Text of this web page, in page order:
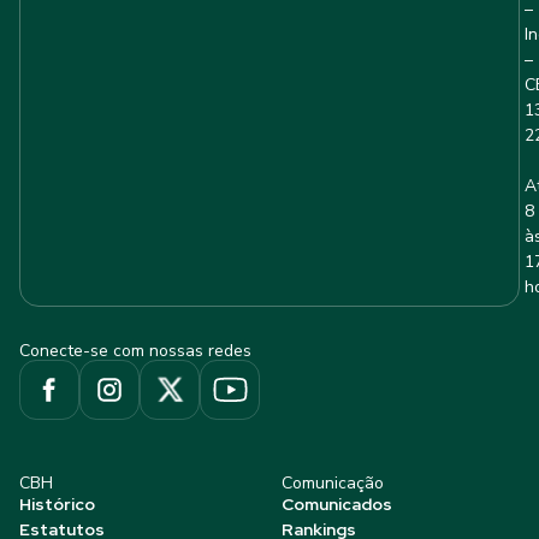
–
–
8
Conecte-se com nossas redes
CBH
Histórico
Estatutos
Comunicação
Comunicados
Rankings